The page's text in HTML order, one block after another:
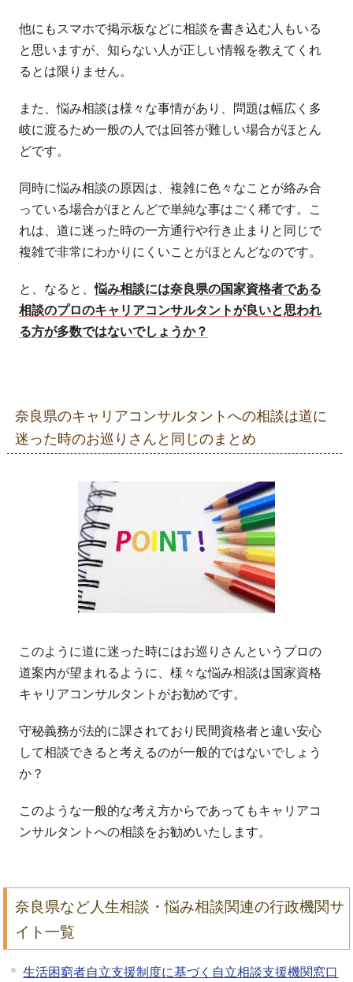
他にもスマホで掲示板などに相談を書き込む人もいる
と思いますが、知らない人が正しい情報を教えてくれ
るとは限りません。
また、悩み相談は様々な事情があり、問題は幅広く多
岐に渡るため一般の人では回答が難しい場合がほとん
どです。
同時に悩み相談の原因は、複雑に色々なことが絡み合
っている場合がほとんどで単純な事はごく稀です。こ
れは、道に迷った時の一方通行や行き止まりと同じで
複雑で非常にわかりにくいことがほとんどなのです。
と、なると、悩み相談には奈良県の国家資格者である
相談のプロのキャリアコンサルタントが良いと思われ
る方が多数ではないでしょうか？
奈良県のキャリアコンサルタントへの相談は道に
迷った時のお巡りさんと同じのまとめ
このように道に迷った時にはお巡りさんというプロの
道案内が望まれるように、様々な悩み相談は国家資格
キャリアコンサルタントがお勧めです。
守秘義務が法的に課されており民間資格者と違い安心
して相談できると考えるのが一般的ではないでしょう
か？
このような一般的な考え方からであってもキャリアコ
ンサルタントへの相談をお勧めいたします。
奈良県など人生相談・悩み相談関連の行政機関サ
イト一覧
生活困窮者自立支援制度に基づく自立相談支援機関窓口